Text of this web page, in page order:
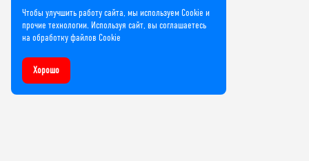
Чтобы улучшить работу сайта, мы используем Cookie и
прочие технологии. Используя сайт, вы соглашаетесь
на обработку файлов Cookie
Хорошо